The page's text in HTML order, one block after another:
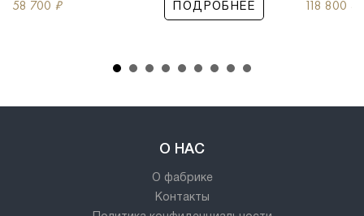
58 700 ₽ ПОДРОБНЕЕ 118 800 ₽
О НАС
О фабрике
Контакты